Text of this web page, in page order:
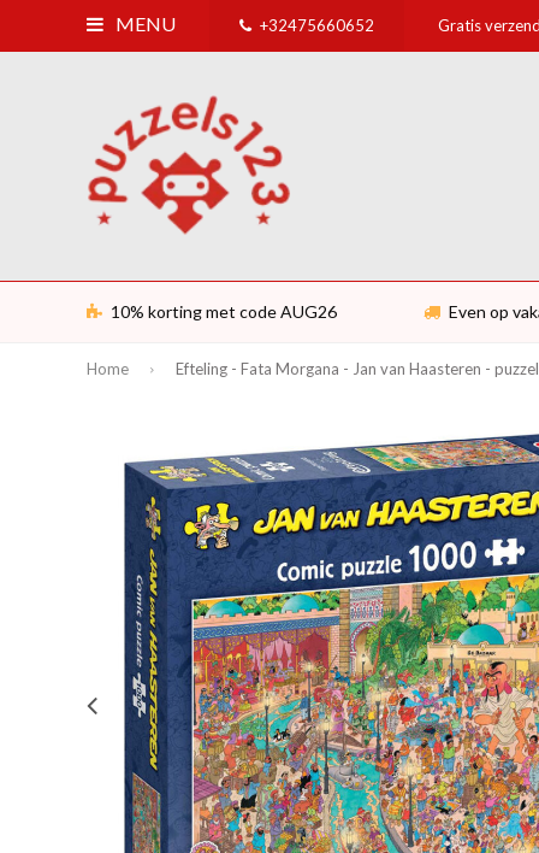
MENU +32475660652 Gratis
10% korting met code AUG26 Even op
Home Efteling - Fata Morgana - Jan van Haasteren -